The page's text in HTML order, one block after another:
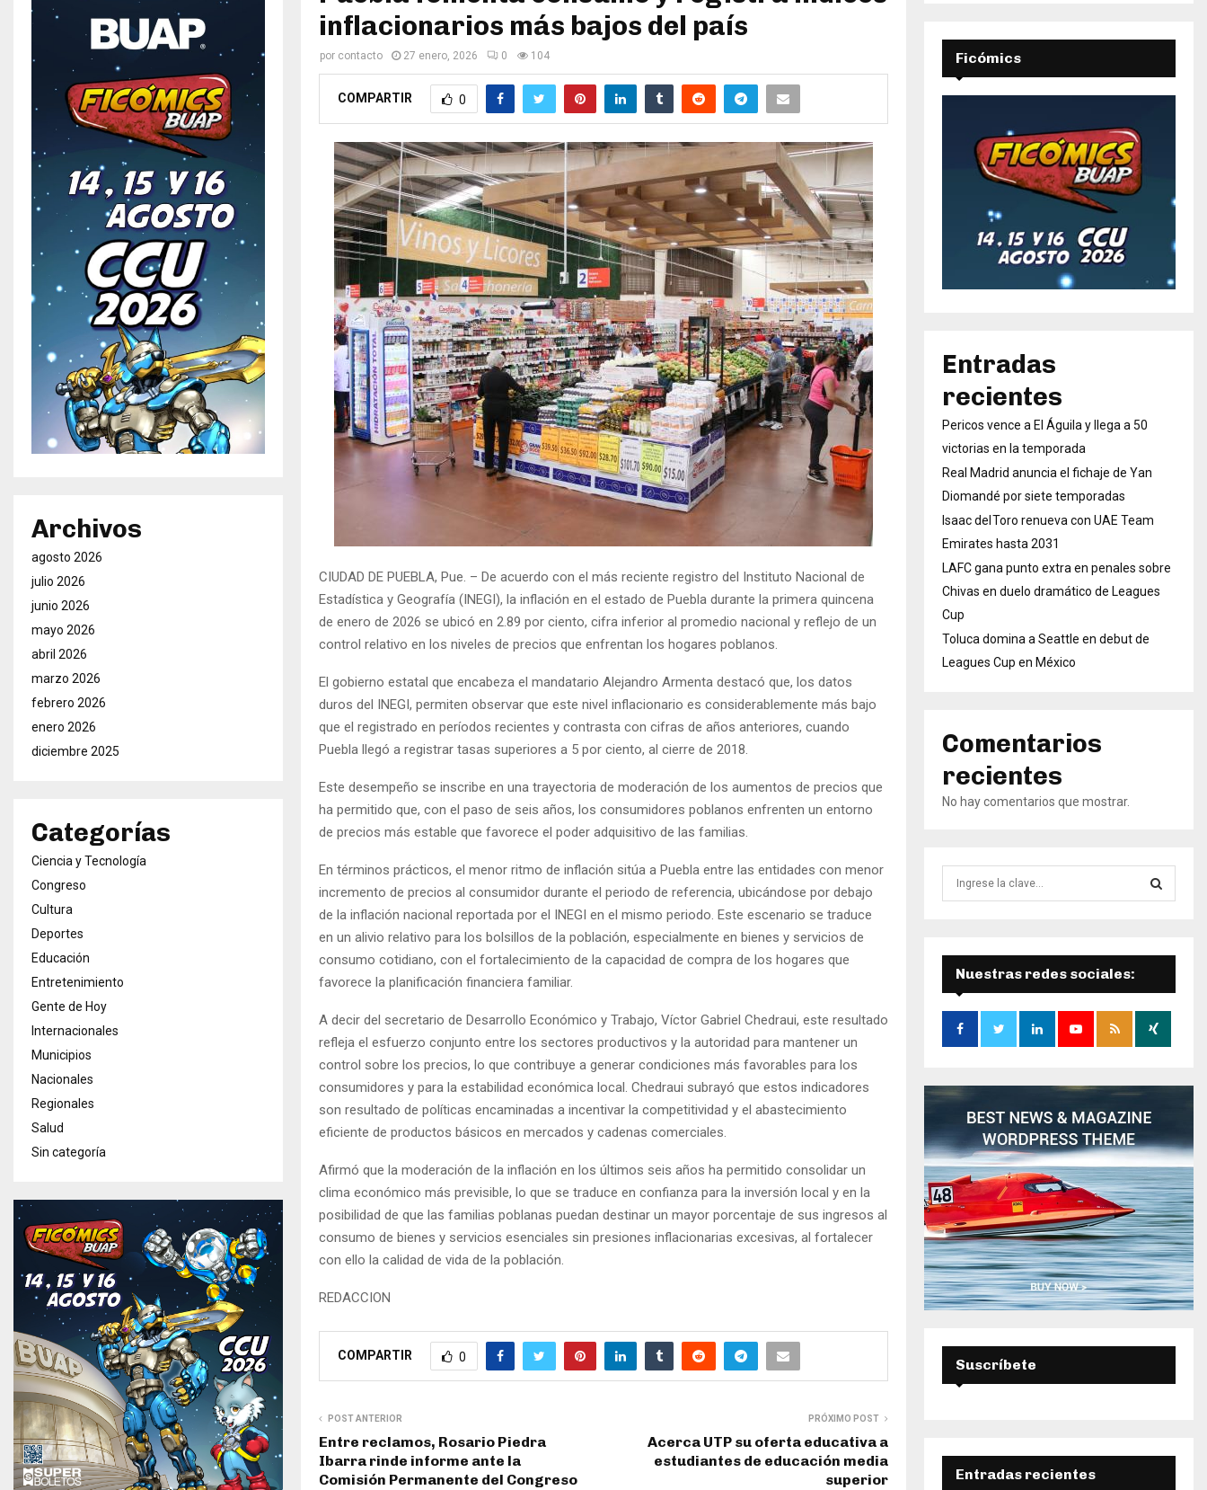
inflacionarios más bajos del país
por contacto 27 enero, 2026 0 104
COMPARTIR 0
CIUDAD DE PUEBLA, Pue. – De acuerdo con el más reciente registro del Instituto Nacional de
Estadística y Geografía (INEGI), la inflación en el estado de Puebla durante la primera quincena
de enero de 2026 se ubicó en 2.89 por ciento, cifra inferior al promedio nacional y reflejo de un
control relativo en los niveles de precios que enfrentan los hogares poblanos.
El gobierno estatal que encabeza el mandatario Alejandro Armenta destacó que, los datos
duros del INEGI, permiten observar que este nivel inflacionario es considerablemente más bajo
que el registrado en períodos recientes y contrasta con cifras de años anteriores, cuando
Puebla llegó a registrar tasas superiores a 5 por ciento, al cierre de 2018.
Este desempeño se inscribe en una trayectoria de moderación de los aumentos de precios que
ha permitido que, con el paso de seis años, los consumidores poblanos enfrenten un entorno
de precios más estable que favorece el poder adquisitivo de las familias.
En términos prácticos, el menor ritmo de inflación sitúa a Puebla entre las entidades con menor
incremento de precios al consumidor durante el periodo de referencia, ubicándose por debajo
de la inflación nacional reportada por el INEGI en el mismo periodo. Este escenario se traduce
en un alivio relativo para los bolsillos de la población, especialmente en bienes y servicios de
consumo cotidiano, con el fortalecimiento de la capacidad de compra de los hogares que
favorece la planificación financiera familiar.
A decir del secretario de Desarrollo Económico y Trabajo, Víctor Gabriel Chedraui, este resultado
refleja el esfuerzo conjunto entre los sectores productivos y la autoridad para mantener un
control sobre los precios, lo que contribuye a generar condiciones más favorables para los
consumidores y para la estabilidad económica local. Chedraui subrayó que estos indicadores
son resultado de políticas encaminadas a incentivar la competitividad y el abastecimiento
eficiente de productos básicos en mercados y cadenas comerciales.
Afirmó que la moderación de la inflación en los últimos seis años ha permitido consolidar un
clima económico más previsible, lo que se traduce en confianza para la inversión local y en la
posibilidad de que las familias poblanas puedan destinar un mayor porcentaje de sus ingresos al
consumo de bienes y servicios esenciales sin presiones inflacionarias excesivas, al fortalecer
con ello la calidad de vida de la población.
REDACCION
COMPARTIR 0
POST ANTERIOR
Entre reclamos, Rosario Piedra
Ibarra rinde informe ante la
Comisión Permanente del Congreso
PRÓXIMO POST
Acerca UTP su oferta educativa a
estudiantes de educación media
superior
Archivos
agosto 2026
julio 2026
junio 2026
mayo 2026
abril 2026
marzo 2026
febrero 2026
enero 2026
diciembre 2025
Categorías
Ciencia y Tecnología
Congreso
Cultura
Deportes
Educación
Entretenimiento
Gente de Hoy
Internacionales
Municipios
Nacionales
Regionales
Salud
Sin categoría
Ficómics
Entradas
recientes
Pericos vence a El Águila y llega a 50
victorias en la temporada
Real Madrid anuncia el fichaje de Yan
Diomandé por siete temporadas
Isaac del Toro renueva con UAE Team
Emirates hasta 2031
LAFC gana punto extra en penales sobre
Chivas en duelo dramático de Leagues
Cup
Toluca domina a Seattle en debut de
Leagues Cup en México
Comentarios
recientes
No hay comentarios que mostrar.
e
Ú
S
Q
A
Nuestras redes sociales:
Suscríbete
Entradas recientes